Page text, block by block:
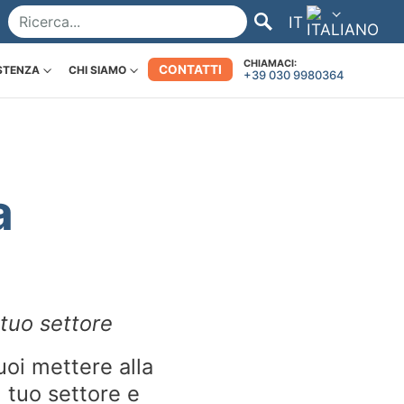
IT
CHI SIAMO CONTATTI CHIAMACI:
+39 030 9980364
settore
mettere alla
tuo settore e